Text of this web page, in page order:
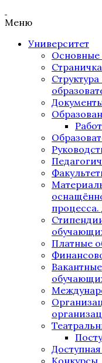
Меню
Университет
Основные
процесса.
Платные
Конкурсы